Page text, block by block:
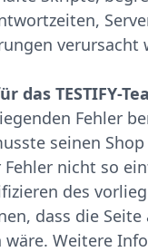
verursacht
das TESTIFY-
Fehler
seinen
nicht so
des
dass die Seite
wäre. Weitere